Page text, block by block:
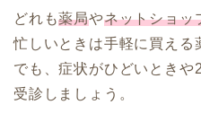
どれも薬局やネットショッ
忙しいときは手軽に買える
でも、症状がひどいときや
受診しましょう。